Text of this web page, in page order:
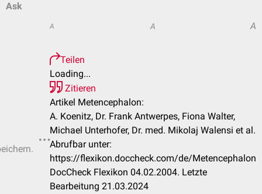
Ask
A A A
Teilen
Loading...
Zitieren
Artikel Metencephalon:
A. Koenitz, Dr. Frank Antwerpes, Fiona Walter,
Michael Unterhofer, Dr. med. Mikolaj Walensi et al.
Abrufbar unter:
https://flexikon.doccheck.com/de/Metencephalon
DocCheck Flexikon 04.02.2004. Letzte
Bearbeitung 21.03.2024